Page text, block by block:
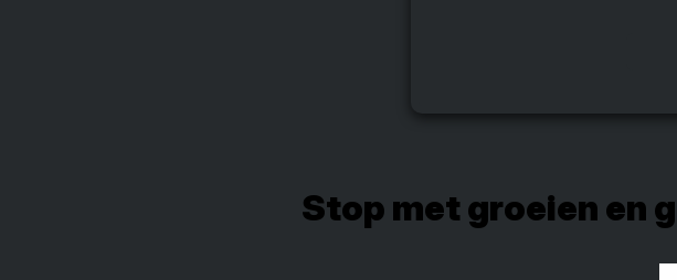
Stop met groeien en